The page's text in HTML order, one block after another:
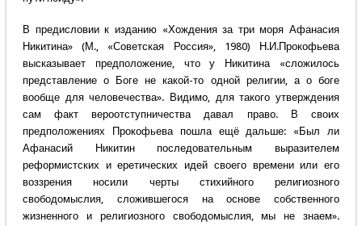
В предисловии к изданию «Хождения за три моря Афанасия
Никитина» (М., «Советская Россия», 1980) Н.И.Прокофьева
высказывает предположение, что у Никитина «сложилось
представление о Боге не какой-то одной религии, а о боге
вообще для человечества». Видимо, для такого утверждения
сам факт вероотступничества давал право. В своих
предположениях Прокофьева пошла ещё дальше: «Был ли
Афанасий Никитин последовательным выразителем
реформистских и еретических идей своего времени или его
воззрения носили черты стихийного религиозного
свободомыслия, сложившегося на основе собственного
жизненного и религиозного свободомыслия, мы не знаем».